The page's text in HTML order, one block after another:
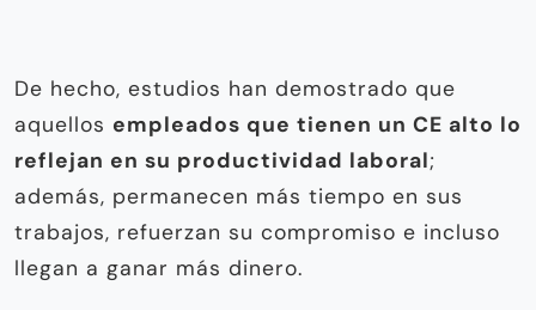
De hecho, estudios han demostrado que
aquellos empleados que tienen un CE alto lo
reflejan en su productividad laboral;
además, permanecen más tiempo en sus
trabajos, refuerzan su compromiso e incluso
llegan a ganar más dinero.